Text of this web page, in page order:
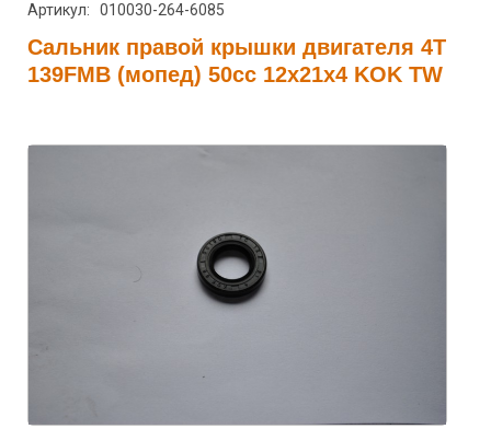
Артикул: 010030-264-6085
Сальник правой крышки двигателя 4T
139FMB (мопед) 50сс 12x21x4 KOK TW